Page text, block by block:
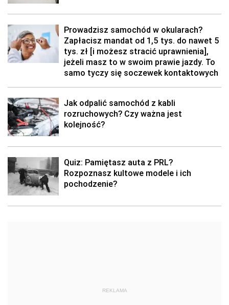
Prowadzisz samochód w okularach?
Zapłacisz mandat od 1,5 tys. do nawet 5
tys. zł [i możesz stracić uprawnienia],
jeżeli masz to w swoim prawie jazdy. To
samo tyczy się soczewek kontaktowych
Jak odpalić samochód z kabli
rozruchowych? Czy ważna jest
kolejność?
Quiz: Pamiętasz auta z PRL?
Rozpoznasz kultowe modele i ich
pochodzenie?
REKLAMA